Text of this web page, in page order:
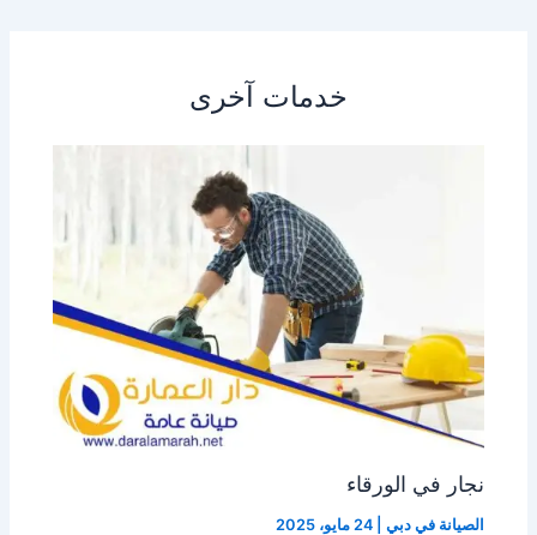
خدمات آخرى
نجار في الورقاء
الصيانة في دبي |24 مايو، 2025